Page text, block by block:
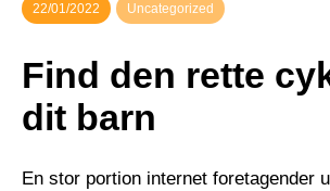
22/01/2022 Uncategorized
Find den rette
dit barn
En stor portion internet foretagender